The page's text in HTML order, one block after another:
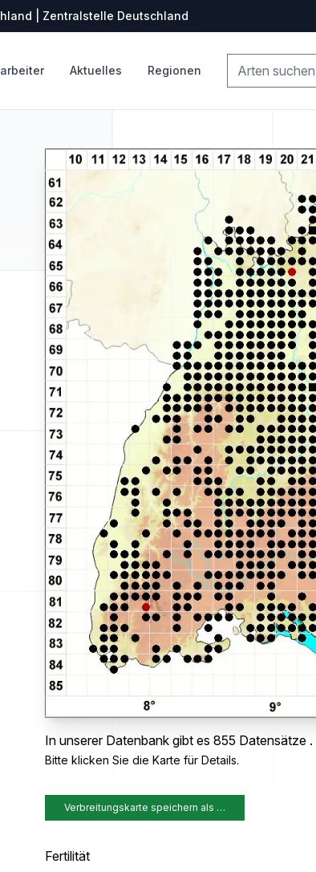
| Zentralstelle Deutschland
Aktuelles Regionen
In unserer Datenbank gibt es 855 Datensätze .
Bitte klicken Sie die Karte für Details.
Verbreitungskarte speichern als …
Fertilität